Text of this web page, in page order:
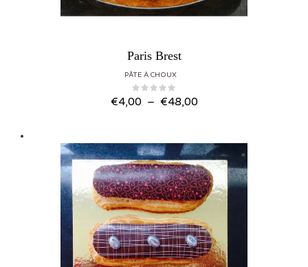
Paris Brest
PÂTE À CHOUX
€4,00 – €48,00Plage de prix : €4,00 à €48,00